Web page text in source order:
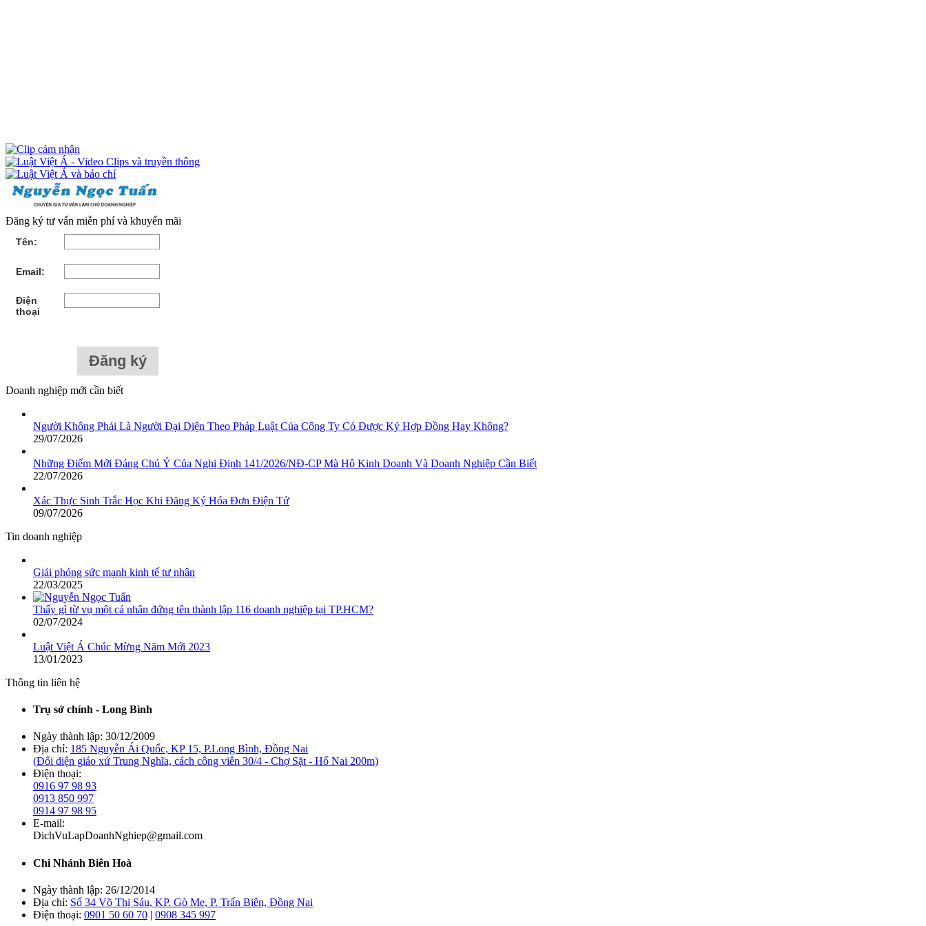
Đăng ký tư vấn miễn phí và khuyến mãi
Tên:
Email:
Điện
thoại
Doanh nghiệp mới cần biết
Người Không Phải Là Người Đại Diện Theo Pháp Luật Của Công Ty Có Được Ký Hợp Đồng Hay Không?
29/07/2026
Những Điểm Mới Đáng Chú Ý Của Nghị Định 141/2026/NĐ-CP Mà Hộ Kinh Doanh Và Doanh Nghiệp Cần Biết
22/07/2026
Xác Thực Sinh Trắc Học Khi Đăng Ký Hóa Đơn Điện Tử
09/07/2026
Tin doanh nghiệp
Giải phóng sức mạnh kinh tế tư nhân
22/03/2025
Thấy gì từ vụ một cá nhân đứng tên thành lập 116 doanh nghiệp tại TP.HCM?
02/07/2024
Luật Việt Á Chúc Mừng Năm Mới 2023
13/01/2023
Thông tin liên hệ
Trụ sở chính - Long Bình
Ngày thành lập: 30/12/2009
Địa chỉ: 185 Nguyễn Ái Quốc, KP 15, P.Long Bình, Đồng Nai
(Đối diện giáo xứ Trung Nghĩa, cách công viên 30/4 - Chợ Sặt - Hố Nai 200m)
Điện thoại:
0916 97 98 93
0913 850 997
0914 97 98 95
E-mail:
DichVuLapDoanhNghiep@gmail.com
Chi Nhánh Biên Hoà
Ngày thành lập: 26/12/2014
Địa chỉ: Số 34 Võ Thị Sáu, KP. Gò Me, P. Trấn Biên, Đồng Nai
Điện thoại: 0901 50 60 70 | 0908 345 997